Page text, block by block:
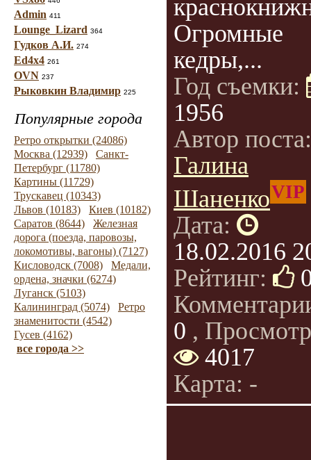
Admin 411
Lounge_Lizard 364
Гудков А.И. 274
Ed4x4 261
OVN 237
Рыковкин Владимир 225
Популярные города
Ретро открытки (24086)
Москва (12939)
Санкт-
Петербург (11780)
Картины (11729)
Трускавец (10343)
Львов (10183)
Киев (10182)
Саратов (8644)
Железная
дорога (поезда, паровозы,
локомотивы, вагоны) (7127)
Кисловодск (7008)
Медали,
ордена, значки (6274)
Луганск (5103)
Калининград (5074)
Ретро
знаменитости (4542)
Гусев (4162)
все города >>
Огромные
кедры,...
Год съемки:
1956
Автор
Галина
ШаненкоVIP
Дата:
18.02.2016
Рейтинг:
0 ,
4017
Карта: -